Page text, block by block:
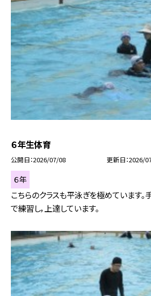
６年生体育
公開日 2026/07/08 更新日 2026/
６年
こちらのクラスも平泳ぎを極めています
で練習し，上達しています。